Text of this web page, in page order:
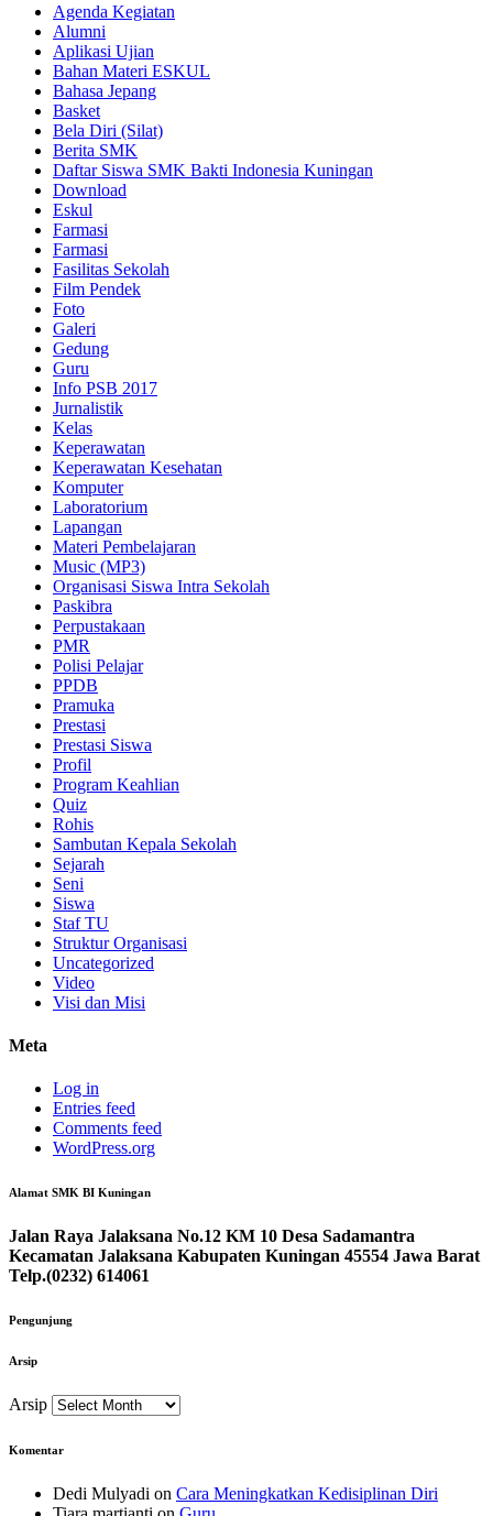
Agenda Kegiatan
Alumni
Aplikasi Ujian
Bahan Materi ESKUL
Bahasa Jepang
Basket
Bela Diri (Silat)
Berita SMK
Daftar Siswa SMK Bakti Indonesia Kuningan
Download
Eskul
Farmasi
Farmasi
Fasilitas Sekolah
Film Pendek
Foto
Galeri
Gedung
Guru
Info PSB 2017
Jurnalistik
Kelas
Keperawatan
Keperawatan Kesehatan
Komputer
Laboratorium
Lapangan
Materi Pembelajaran
Music (MP3)
Organisasi Siswa Intra Sekolah
Paskibra
Perpustakaan
PMR
Polisi Pelajar
PPDB
Pramuka
Prestasi
Prestasi Siswa
Profil
Program Keahlian
Quiz
Rohis
Sambutan Kepala Sekolah
Sejarah
Seni
Siswa
Staf TU
Struktur Organisasi
Uncategorized
Video
Visi dan Misi
Meta
Log in
Entries feed
Comments feed
WordPress.org
Alamat SMK BI Kuningan
Jalan Raya Jalaksana No.12 KM 10 Desa Sadamantra
Kecamatan Jalaksana Kabupaten Kuningan 45554 Jawa Barat
Telp.(0232) 614061
Pengunjung
Arsip
Arsip
Komentar
Dedi Mulyadi on Cara Meningkatkan Kedisiplinan Diri